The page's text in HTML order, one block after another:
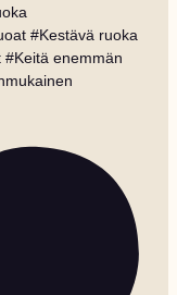
#Kestävä ruoka
enemmän